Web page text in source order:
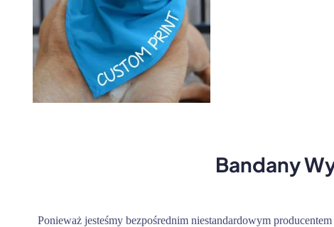
Bandany
Ponieważ jesteśmy bezpośrednim niestandardowym